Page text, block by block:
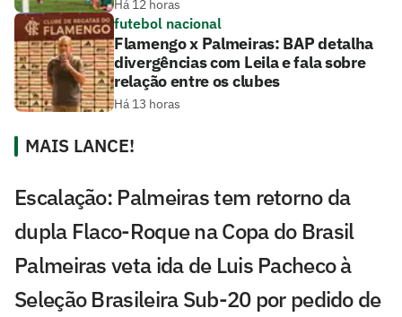
Há 12 horas
futebol nacional
Flamengo x Palmeiras: BAP detalha
divergências com Leila e fala sobre
relação entre os clubes
Há 13 horas
MAIS LANCE!
Escalação: Palmeiras tem retorno da
dupla Flaco-Roque na Copa do Brasil
Palmeiras veta ida de Luis Pacheco à
Seleção Brasileira Sub-20 por pedido de